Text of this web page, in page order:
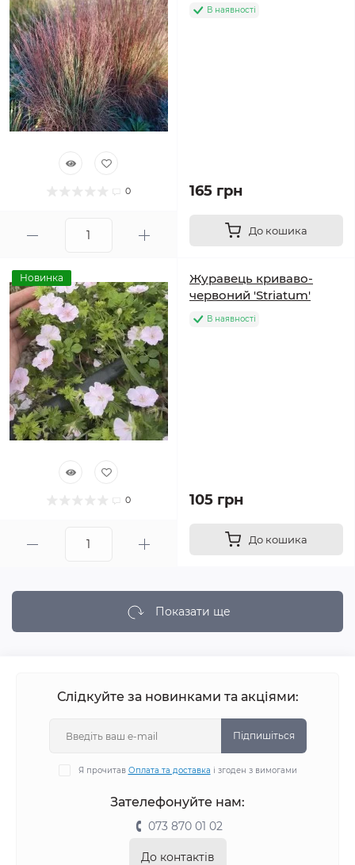
0
В наявності
165 грн
До кошика
Новинка
0
Журавець криваво-
червоний 'Striatum'
В наявності
105 грн
До кошика
Показати ще
Слідкуйте за новинками та акціями:
Підпишіться
Я прочитав Оплата та доставка і згоден з вимогами
Зателефонуйте нам:
073 870 01 02
До контактів